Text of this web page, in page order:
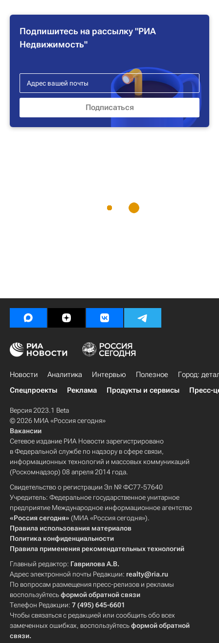
Подпишитесь на рассылку "РИА
Недвижимость"
Новости Аналитика Интервью Полезное
Город:
Спецпроекты
Реклама Продукты и сервисы Пресс-
Версия 2023.1 Beta
© 2026 МИА «Россия сегодня»
Вакансии
Сетевое издание РИА Новости зарегистрировано
в Федеральной службе по надзору в сфере связи,
информационных технологий и массовых коммуникаций
(Роскомнадзор) 08 апреля 2014 года.
Свидетельство о регистрации Эл № ФС77-57640
Учредитель: Федеральное государственное унитарное
предприятие Международное информационное агентство
«Россия сегодня» (МИА «Россия сегодня»).
Правила использования материалов
Политика конфиденциальности
Правила применения рекомендательных технологий
Главный редактор: Гаврилова А.В.
Адрес электронной почты Редакции: realty@ria.ru
По вопросам размещения пресс-релизов и рекламы
воспользуйтесьформой обратной связи
Телефон Редакции: 7 (495) 645-6601
Чтобы связаться с редакцией или сообщить обо всех
замеченных ошибках, воспользуйтесьформой обратной
связи.